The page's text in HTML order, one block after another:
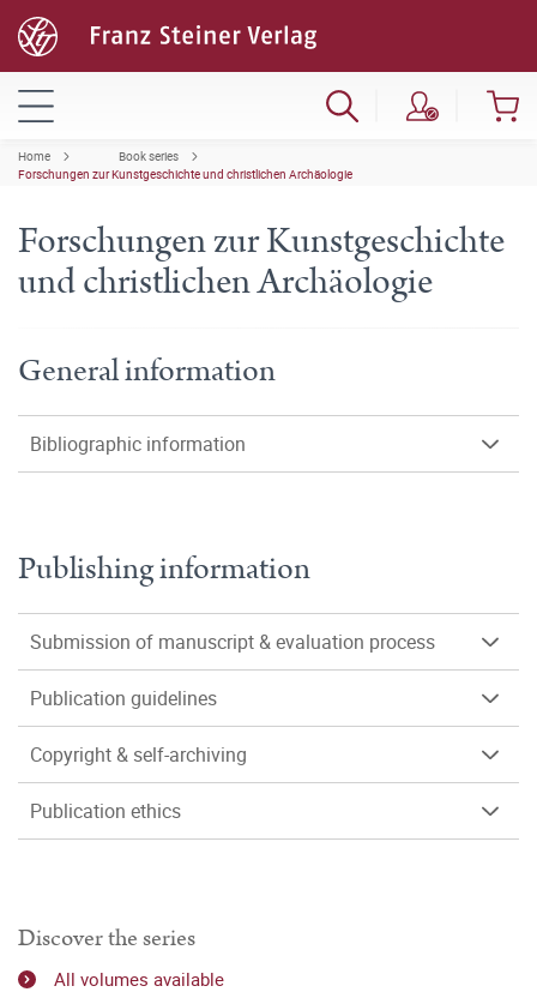
Home
Book series
Forschungen zur Kunstgeschichte und christlichen Archäologie
Forschungen zur Kunstgeschichte
und christlichen Archäologie
General information
Bibliographic information
Publishing information
Submission of manuscript & evaluation process
Publication guidelines
Copyright & self-archiving
Publication ethics
Discover the series
All volumes available